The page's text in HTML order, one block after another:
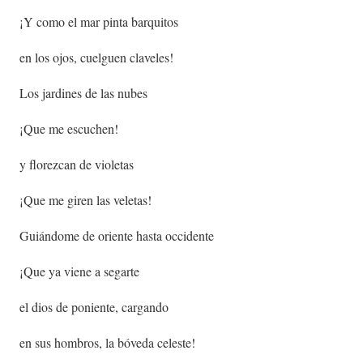
¡Y como el mar pinta barquitos
en los ojos, cuelguen claveles!
Los jardines de las nubes
¡Que me escuchen!
y florezcan de violetas
¡Que me giren las veletas!
Guiándome de oriente hasta occidente
¡Que ya viene a segarte
el dios de poniente, cargando
en sus hombros, la bóveda celeste!